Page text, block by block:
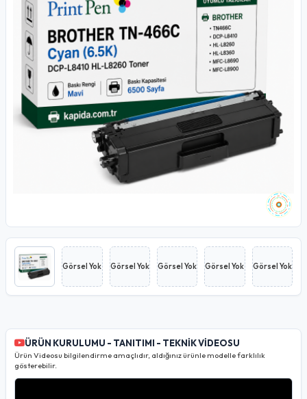
Görsel Yok Görsel Yok Görsel Yok Görsel Yok Görsel Yok
ÜRÜN KURULUMU - TANITIMI - TEKNİK VİDEOSU
Ürün Videosu bilgilendirme amaçlıdır, aldığınız ürünle modelle farklılık
gösterebilir.